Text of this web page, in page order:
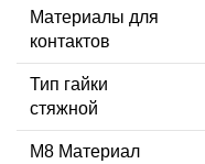
Материалы для
контактов
Тип гайки
стяжной
М8 Материал